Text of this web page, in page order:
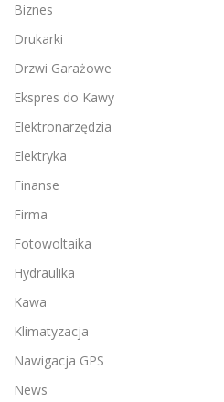
Biznes
Drukarki
Drzwi Garażowe
Ekspres do Kawy
Elektronarzędzia
Elektryka
Finanse
Firma
Fotowoltaika
Hydraulika
Kawa
Klimatyzacja
Nawigacja GPS
News